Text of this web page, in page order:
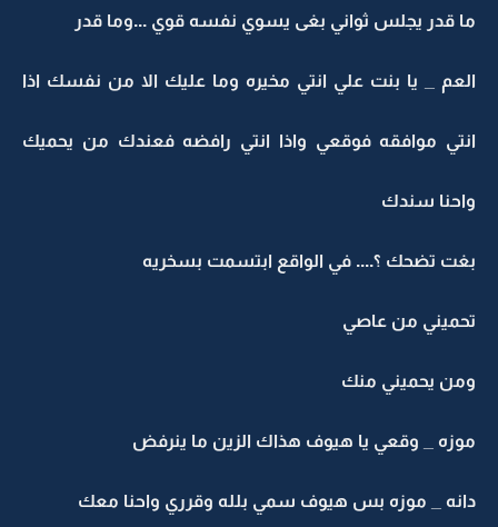
ما قدر يجلس ثواني بغى يسوي نفسه قوي ...وما قدر
العم _ يا بنت علي انتي مخيره وما عليك الا من نفسك اذا
انتي موافقه فوقعي واذا انتي رافضه فعندك من يحميك
واحنا سندك
بغت تضحك ؟.... في الواقع ابتسمت بسخريه
تحميني من عاصي
ومن يحميني منك
موزه _ وقعي يا هيوف هذاك الزين ما ينرفض
دانه _ موزه بس هيوف سمي بلله وقرري واحنا معك